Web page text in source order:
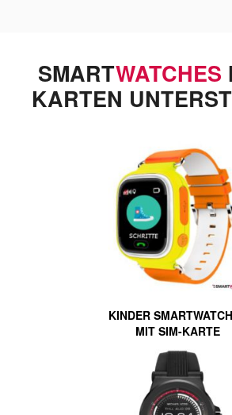
SMARTWATCHES
KARTEN
KINDER
MIT SIM-KARTE